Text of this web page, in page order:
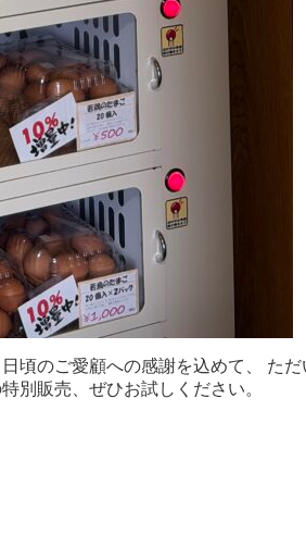
日頃のご愛顧への感謝を込めて、 ただ
別販売、ぜひお試しください。